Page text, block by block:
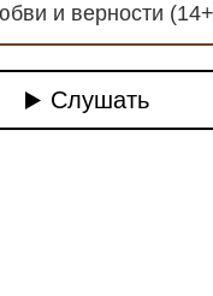
и верности